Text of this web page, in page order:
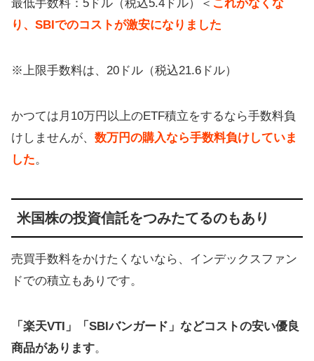
最低手数料：5ドル（税込5.4ドル）＜ これがなくな
り、SBIでのコストが激安になりました
※上限手数料は、20ドル（税込21.6ドル）
かつては月10万円以上のETF積立をするなら手数料負
けしませんが、 数万円の購入なら手数料負けしていま
した。
米国株の投資信託をつみたてるのもあり
売買手数料をかけたくないなら、インデックスファン
ドでの積立もありです。
「楽天VTI」「SBIバンガード」などコストの安い優良
商品があります。